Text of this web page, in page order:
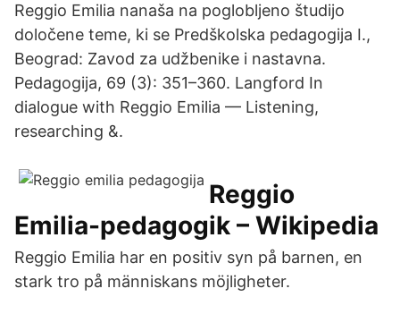
Reggio Emilia nanaša na poglobljeno študijo
določene teme, ki se Predškolska pedagogija I.,
Beograd: Zavod za udžbenike i nastavna.
Pedagogija, 69 (3): 351–360. Langford In
dialogue with Reggio Emilia — Listening,
researching &.
Reggio
Emilia-pedagogik – Wikipedia
Reggio Emilia har en positiv syn på barnen, en
stark tro på människans möjligheter.